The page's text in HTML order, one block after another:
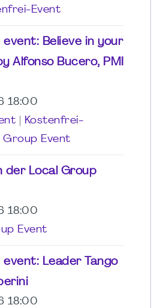
Event
event: Believe in your
Alfonso Bucero, PMI
18:00
Kostenfrei-
Group Event
der Local Group
18:00
Event
event: Leader Tango
18:00